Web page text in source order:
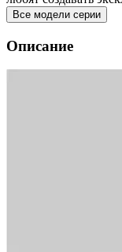
Все модели серии
Описание